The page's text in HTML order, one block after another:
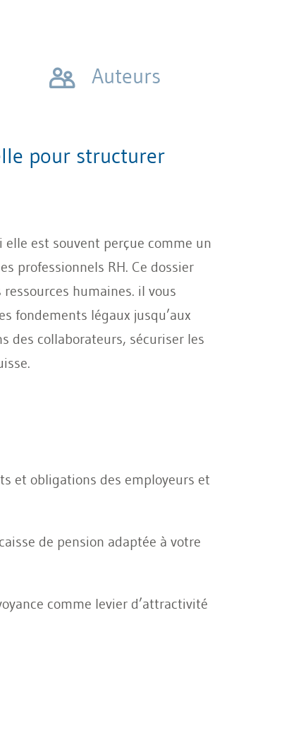
Auteurs
pour structurer
elle est souvent perçue comme un
professionnels RH. Ce dossier
humaines. il vous
fondements légaux jusqu’aux
des collaborateurs, sécuriser les
et obligations des employeurs et
de pension adaptée à votre
comme levier d’attractivité